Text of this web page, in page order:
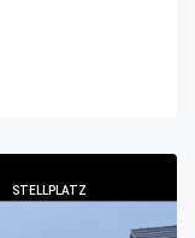
STELLPLATZ